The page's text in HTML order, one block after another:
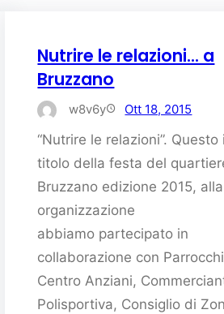
Nutrire le relazioni… a
Bruzzano
w8v6y Ott 18, 2015
“Nutrire le relazioni”. Questo
titolo della festa del
Bruzzano edizione 2015,
organizzazione
abbiamo partecipato in
collaborazione con
Centro Anziani,
Polisportiva, Consiglio di